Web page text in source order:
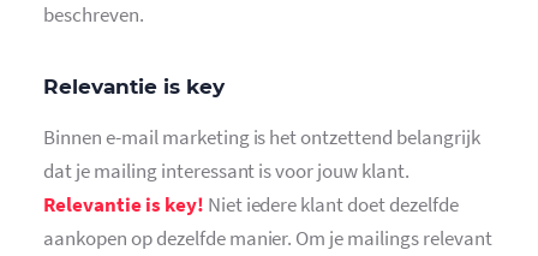
beschreven.
Relevantie is key
Binnen e-mail marketing is het ontzettend belangrijk
dat je mailing interessant is voor jouw klant.
Relevantie is key! Niet iedere klant doet dezelfde
aankopen op dezelfde manier. Om je mailings relevant